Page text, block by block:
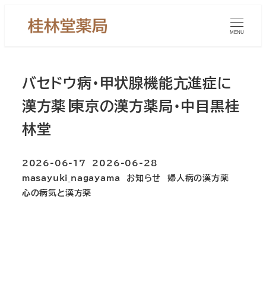
MENU
バセドウ病・甲状腺機能亢進症に
漢方薬∣東京の漢方薬局・中目黒桂
林堂
2026-06-17 2026-06-28
者
masayuki_nagayama カテゴリー
お知らせ カテゴリー
婦人病の漢方薬
カテゴリー
心の病気と漢方薬